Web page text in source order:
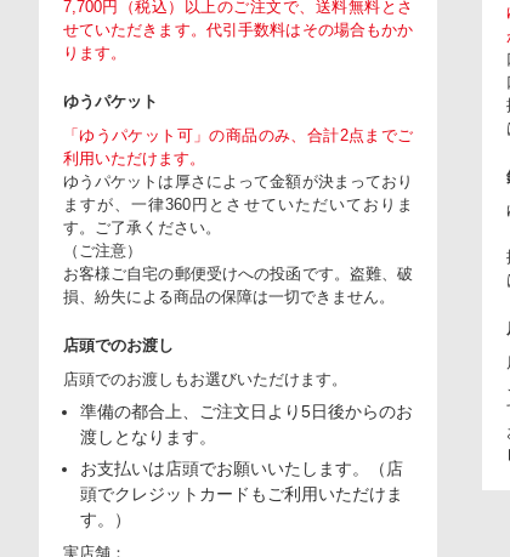
7,700円（税込）以上のご注文で、送料無料とさ
せていただきます。代引手数料はその場合もかか
ります。
ゆうパケット
「ゆうパケット可」の商品のみ、合計2点までご
利用いただけます。
ゆうパケットは厚さによって金額が決まっており
ますが、一律360円とさせていただいておりま
す。ご了承ください。
（ご注意）
お客様ご自宅の郵便受けへの投函です。盗難、破
損、紛失による商品の保障は一切できません。
店頭でのお渡し
店頭でのお渡しもお選びいただけます。
準備の都合上、ご注文日より5日後からのお
渡しとなります。
お支払いは店頭でお願いいたします。（店
頭でクレジットカードもご利用いただけま
す。）
実店舗：